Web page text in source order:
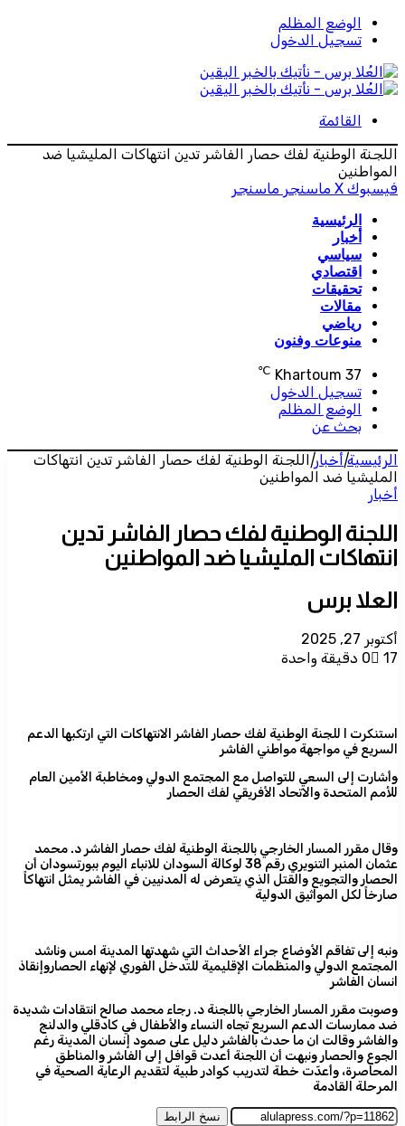
الوضع المظلم
تسجيل الدخول
القائمة
اللجنة الوطنية لفك حصار الفاشر تدين انتهاكات المليشيا ضد
المواطنين
فيسبوك ‫X ماسنجر ماسنجر
الرئيسية
أخبار
سياسي
اقتصادي
تحقيقات
مقالات
رياضي
منوعات وفنون
Khartoum 37
℃
تسجيل الدخول
الوضع المظلم
بحث عن
الرئيسية|أخبار| اللجنة الوطنية لفك حصار الفاشر تدين انتهاكات
المليشيا ضد المواطنين
أخبار
اللجنة الوطنية لفك حصار الفاشر تدين
انتهاكات المليشيا ضد المواطنين
العلا برس
أكتوبر 27, 2025
0
17 دقيقة واحدة
استنكرت ا للجنة الوطنية لفك حصار الفاشر الانتهاكات التي ارتكبها الدعم
السريع في مواجهة مواطني الفاشر
وأشارت إلى السعي للتواصل مع المجتمع الدولي ومخاطبة الأمين العام
للأمم المتحدة والاتحاد الأفريقي لفك الحصار
وقال مقرر المسار الخارجي باللجنة الوطنية لفك حصار الفاشر د. محمد
عثمان المنبر التنويري رقم 38 لوكالة السودان للانباء اليوم ببورتسودان أن
الحصار والتجويع والقتل الذي يتعرض له المدنيين في الفاشر يمثل انتهاكاً
صارخاً لكل المواثيق الدولية
ونبه إلى تفاقم الأوضاع جراء الأحداث التي شهدتها المدينة امس وناشد
المجتمع الدولي والمنظمات الإقليمية للتدخل الفوري لإنهاء الحصاروإنقاذ
انسان الفاشر
وصوبت مقرر المسار الخارجي باللجنة د. رجاء محمد صالح انتقادات شديدة
ضد ممارسات الدعم السريع تجاه النساء والأطفال في كادقلي والدلنج
والفاشر وقالت ان ما حدث بالفاشر دليل على صمود إنسان المدينة رغم
الجوع والحصار ونبهت أن اللجنة أعدت قوافل إلى الفاشر والمناطق
المحاصرة، وأعدّت خطة لتدريب كوادر طبية لتقديم الرعاية الصحية في
المرحلة القادمة
نسخ الرابط